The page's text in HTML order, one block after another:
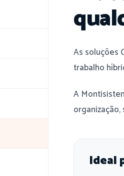
As soluções
trabalho
A
Ideal